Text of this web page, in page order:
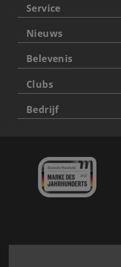
Service
Nieuws
Belevenis
Clubs
Bedrijf